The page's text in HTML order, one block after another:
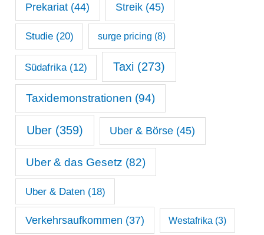
Prekariat (44) Streik(45)
Studie(20) surge pricing (8)
Südafrika(12) Taxi (273)
Taxidemonstrationen (94)
Uber (359) Uber & Börse (45)
Uber & das Gesetz (82)
Uber & Daten(18)
Verkehrsaufkommen (37) Westafrika (3)